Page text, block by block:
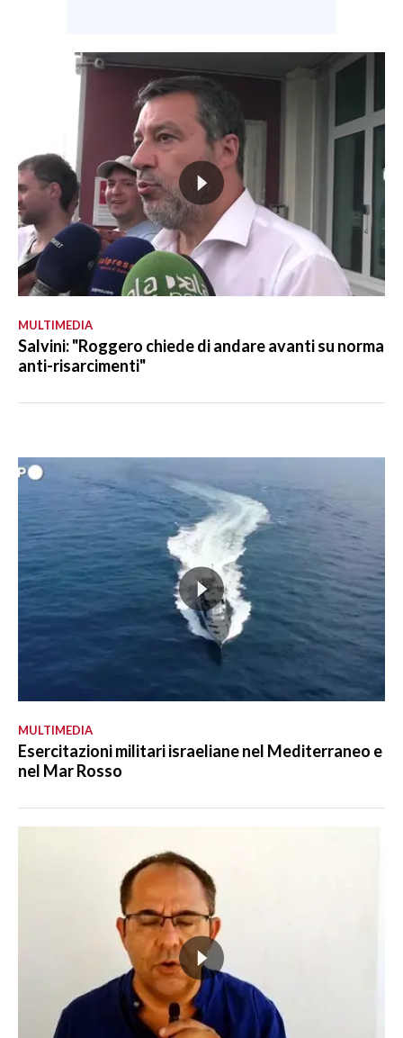
MULTIMEDIA
Salvini: "Roggero chiede di andare avanti su norma
anti-risarcimenti"
MULTIMEDIA
Esercitazioni militari israeliane nel Mediterraneo e
nel Mar Rosso